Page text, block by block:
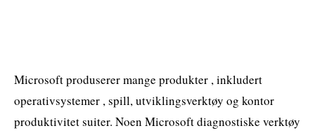
Microsoft produserer mange produkter , inkludert
operativsystemer , spill, utviklingsverktøy og kontor
produktivitet suiter. Noen Microsoft diagnostiske verktøy